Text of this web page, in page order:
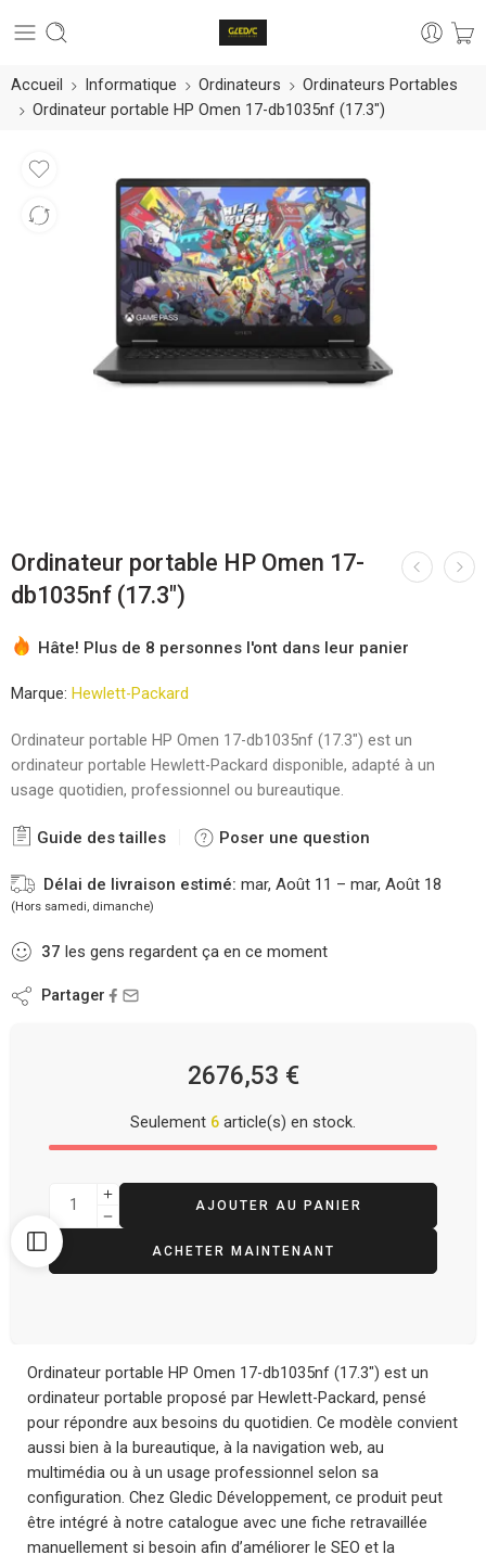
Accueil Informatique Ordinateurs
Ordinateurs Portables
Ordinateur portable HP Omen 17-db1035nf (17.3″)
Ordinateur portable HP Omen 17-
db1035nf (17.3″)
Hâte! Plus de 8 personnes l'ont dans leur panier
Marque: Hewlett-Packard
Ordinateur portable HP Omen 17-db1035nf (17.3″) est un
ordinateur portable Hewlett-Packard disponible, adapté à un
usage quotidien, professionnel ou bureautique.
Guide des tailles Poser une question
Délai de livraison estimé: mar, Août 11 – mar, Août 18
(Hors samedi, dimanche)
37 les gens regardent ça en ce moment
Partager
2676,53 €
Seulement 6 article(s) en stock.
AJOUTER AU PANIER
ACHETER MAINTENANT
Ordinateur portable HP Omen 17-db1035nf (17.3″) est un
ordinateur portable proposé par Hewlett-Packard, pensé
pour répondre aux besoins du quotidien. Ce modèle convient
aussi bien à la bureautique, à la navigation web, au
multimédia ou à un usage professionnel selon sa
configuration. Chez Gledic Développement, ce produit peut
être intégré à notre catalogue avec une fiche retravaillée
manuellement si besoin afin d’améliorer le SEO et la